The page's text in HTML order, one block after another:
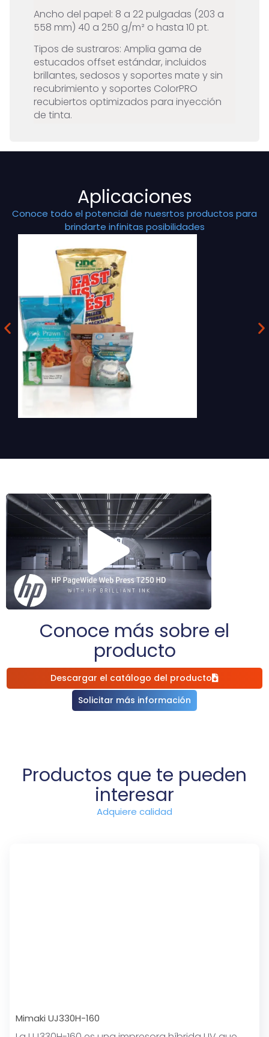
Ancho del papel: 8 a 22 pulgadas (203 a
558 mm) 40 a 250 g/m² o hasta 10 pt.
Tipos de sustraros: Amplia gama de
estucados offset estándar, incluidos
brillantes, sedosos y soportes mate y sin
recubrimiento y soportes ColorPRO
recubiertos optimizados para inyección
de tinta.
Aplicaciones
Conoce todo el potencial de nuesrtos productos para
brindarte infinitas posibilidades
Conoce más sobre el
producto
Descargar el catálogo del producto
Solicitar más información
Productos que te pueden
interesar
Adquiere calidad
Mimaki UJ330H-160